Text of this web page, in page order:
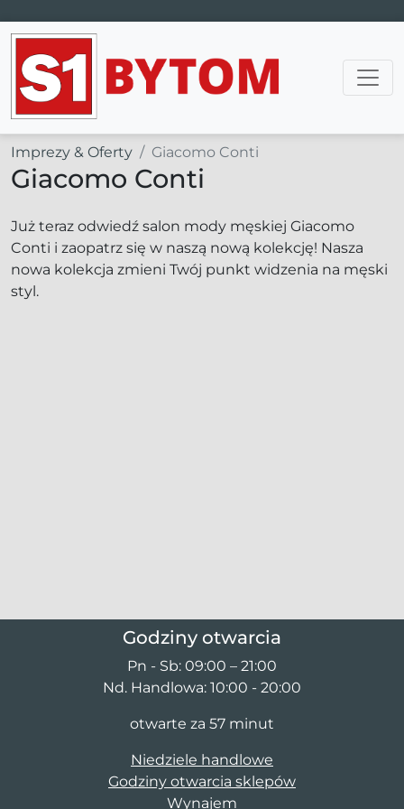
Main Navigation
Imprezy & Oferty Giacomo Conti
Giacomo Conti
Już teraz odwiedź salon mody męskiej Giacomo
Conti i zaopatrz się w naszą nową kolekcję! Nasza
nowa kolekcja zmieni Twój punkt widzenia na męski
styl.
Godziny otwarcia
Pn - Sb: 09:00 – 21:00
Nd. Handlowa: 10:00 - 20:00
otwarte za 57 minut
Niedziele handlowe
Godziny otwarcia sklepów
Wynajem